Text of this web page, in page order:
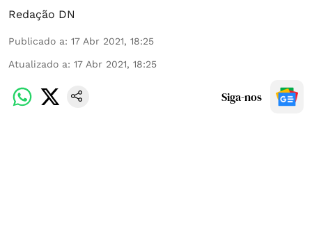
Redação DN
Publicado a: 17 Abr 2021, 18:25
Atualizado a: 17 Abr 2021, 18:25
Siga-nos